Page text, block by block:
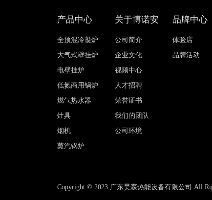
产品中心
全预混冷凝炉
大气式壁挂炉
电壁挂炉
低氮商用锅炉
燃气热水器
灶具
烟机
蒸汽锅炉
关于博诺安
公司简介
企业文化
视频中心
人才招聘
荣誉证书
我们的团队
公司环境
品牌中心
体验店
品牌活动
Copyright © 2023 广东昊森热能设备有限公司 All